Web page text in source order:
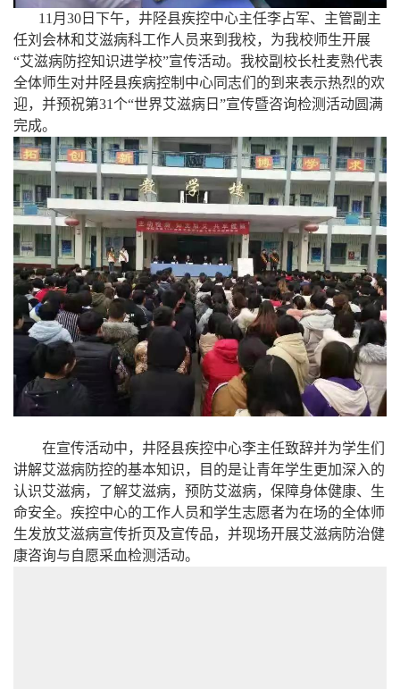
11月30日下午，井陉县疾控中心主任李占军、主管副主
任刘会林和艾滋病科工作人员来到我校，为我校师生开展
“艾滋病防控知识进学校”宣传活动。我校副校长杜麦熟代表
全体师生对井陉县疾病控制中心同志们的到来表示热烈的欢
迎，并预祝第31个“世界艾滋病日”宣传暨咨询检测活动圆满
完成。
在宣传活动中，井陉县疾控中心李主任致辞并为学生们
讲解艾滋病防控的基本知识，目的是让青年学生更加深入的
认识艾滋病，了解艾滋病，预防艾滋病，保障身体健康、生
命安全。疾控中心的工作人员和学生志愿者为在场的全体师
生发放艾滋病宣传折页及宣传品，并现场开展艾滋病防治健
康咨询与自愿采血检测活动。